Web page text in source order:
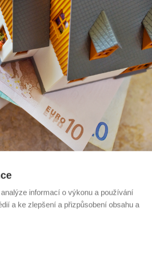
aktivity. Řadě obcí a firem tak kvůli tomu
informací o výkonu a používání
a ke zlepšení a přizpůsobení obsahu a